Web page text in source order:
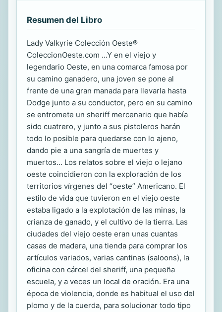
Resumen del Libro
Lady Valkyrie Colección Oeste®
ColeccionOeste.com ...Y en el viejo y
legendario Oeste, en una comarca famosa por
su camino ganadero, una joven se pone al
frente de una gran manada para llevarla hasta
Dodge junto a su conductor, pero en su camino
se entromete un sheriff mercenario que había
sido cuatrero, y junto a sus pistoleros harán
todo lo posible para quedarse con lo ajeno,
dando pie a una sangría de muertes y
muertos… Los relatos sobre el viejo o lejano
oeste coincidieron con la exploración de los
territorios vírgenes del “oeste” Americano. El
estilo de vida que tuvieron en el viejo oeste
estaba ligado a la explotación de las minas, la
crianza de ganado, y el cultivo de la tierra. Las
ciudades del viejo oeste eran unas cuantas
casas de madera, una tienda para comprar los
artículos variados, varias cantinas (saloons), la
oficina con cárcel del sheriff, una pequeña
escuela, y a veces un local de oración. Era una
época de violencia, donde es habitual el uso del
plomo y de la cuerda, para solucionar todo tipo